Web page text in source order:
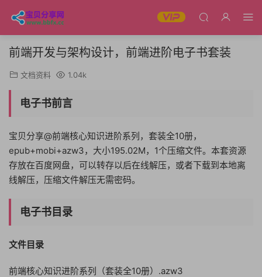
前端开发与架构设计，前端进阶电子书套装
文档资料 1.04k
电子书前言
宝贝分享@前端核心知识进阶系列，套装全10册，
epub+mobi+azw3，大小195.02M，1个压缩文件。本套资源
存放在百度网盘，可以转存以后在线解压，或者下载到本地离
线解压，压缩文件解压无需密码。
电子书目录
文件目录
前端核心知识进阶系列（套装全10册）.azw3